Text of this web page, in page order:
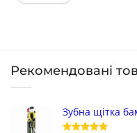
Рекомендовані
Зубна щітка